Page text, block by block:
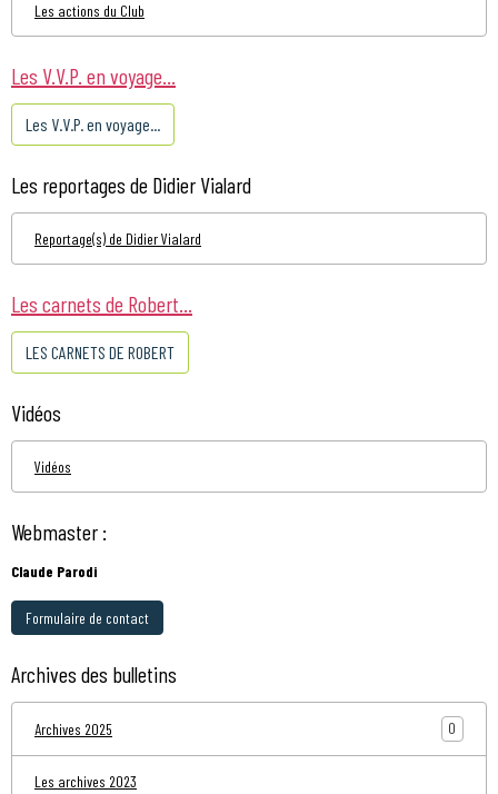
Les actions du Club
Les V.V.P. en voyage...
Les V.V.P. en voyage...
Les reportages de Didier Vialard
Reportage(s) de Didier Vialard
Les carnets de Robert...
LES CARNETS DE ROBERT
Vidéos
Vidéos
Webmaster :
Claude Parodi
Formulaire de contact
Archives des bulletins
Archives 2025 0
Les archives 2023